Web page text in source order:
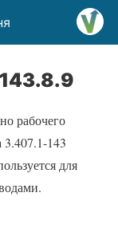
рабочего
3.407.1-143
для